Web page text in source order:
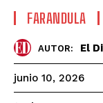
FARANDULA
AUTOR: El
junio 10, 2026